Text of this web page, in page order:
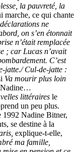
la pauvreté, la
marche, ce qui chante
ne
on s’en étonnait
n’était remplacée
; car Lucas n’avait
C’est
jatte./ Cul-de-jatte :
Va mourir plus loin
Nadine…
littéraires le
un peu plus.
1992 Nadine Bitner,
se destine à la
explique-t-elle,
ma famille,